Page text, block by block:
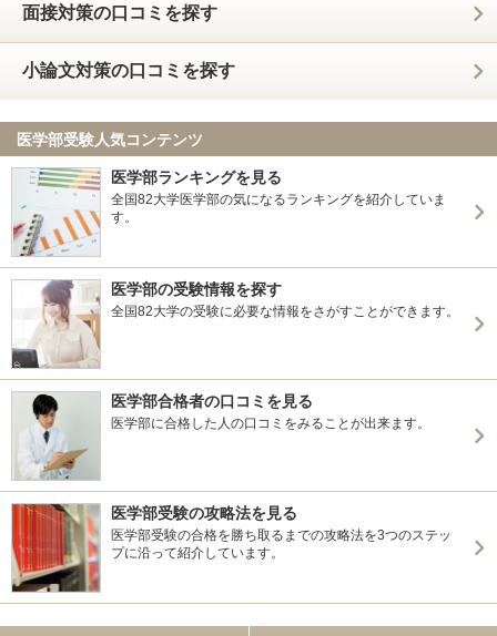
面接対策の口コミを探す
小論文対策の口コミを探す
医学部受験人気コンテンツ
医学部ランキングを見る
全国82大学医学部の気になるランキングを紹介していま
す。
医学部の受験情報を探す
全国82大学の受験に必要な情報をさがすことができます。
医学部合格者の口コミを見る
医学部に合格した人の口コミをみることが出来ます。
医学部受験の攻略法を見る
医学部受験の合格を勝ち取るまでの攻略法を3つのステッ
プに沿って紹介しています。